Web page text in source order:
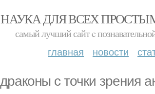
НАУКА ДЛЯ ВСЕХ
самый лучший сайт c
главная новости
c точки зрения